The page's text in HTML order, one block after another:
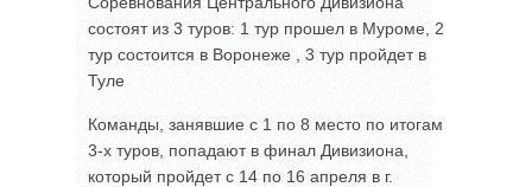
состоят из 3 туров: 1 тур прошел в Муроме, 2
тур состоится в Воронеже , 3 тур пройдет в
Туле
Команды, занявшие с 1 по 8 место по итогам
3-х туров, попадают в финал Дивизиона,
который пройдет с 14 по 16 апреля в г.